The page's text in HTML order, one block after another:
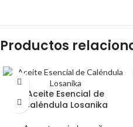
Productos
Aceite Esencial de
Caléndula Losanika